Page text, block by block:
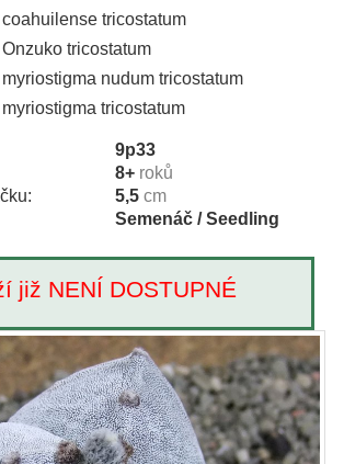
tricostatum
tricostatum
nudum tricostatum
tricostatum
9p33
8+ roků
5,5 cm
Semenáč / Seedling
již NENÍ DOSTUPNÉ